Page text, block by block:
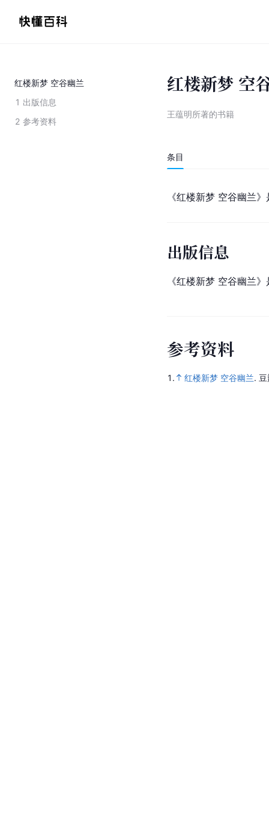
红楼新梦 空谷幽兰
1 出版信息
2 参考资料
红楼新梦 空
王蕴明所著的书籍
条目
《红楼新梦 空谷幽兰》
出版信息
《红楼新梦 空谷幽兰》
参考资料
1. 红楼新梦 空谷幽兰.